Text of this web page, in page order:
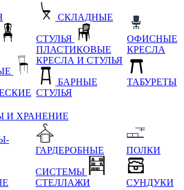
СКЛАДНЫЕ
СТУЛЬЯ
ПЛАСТИКОВЫЕ
КРЕСЛА И СТУЛЬЯ
БАРНЫЕ
СТУЛЬЯ
ОФИСНЫЕ
КРЕСЛА
ТАБУРЕТЫ
И ХРАНЕНИЕ
ГАРДЕРОБНЫЕ
СИСТЕМЫ
СТЕЛЛАЖИ
ПОЛКИ
СУНДУКИ